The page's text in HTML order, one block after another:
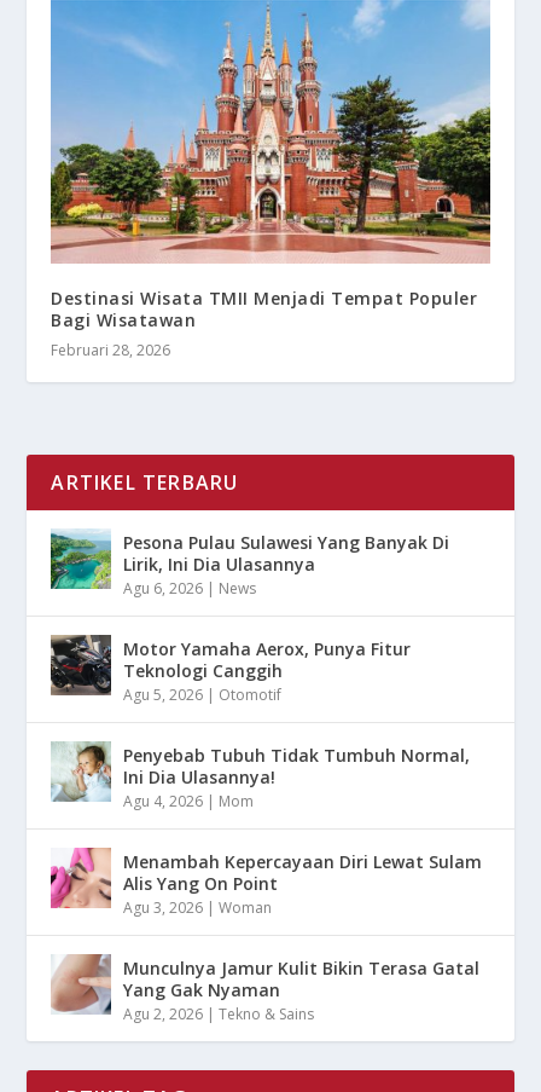
Destinasi Wisata TMII Menjadi Tempat Populer
Bagi Wisatawan
Februari 28, 2026
ARTIKEL TERBARU
Pesona Pulau Sulawesi Yang Banyak Di
Lirik, Ini Dia Ulasannya
Agu 6, 2026 | News
Motor Yamaha Aerox, Punya Fitur
Teknologi Canggih
Agu 5, 2026 | Otomotif
Penyebab Tubuh Tidak Tumbuh Normal,
Ini Dia Ulasannya!
Agu 4, 2026 | Mom
Menambah Kepercayaan Diri Lewat Sulam
Alis Yang On Point
Agu 3, 2026 |Woman
Munculnya Jamur Kulit Bikin Terasa Gatal
Yang Gak Nyaman
Agu 2, 2026 |Tekno & Sains